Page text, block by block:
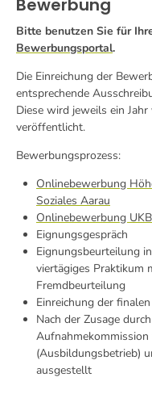
Bewerbung
Bitte benutzen Sie für
Bewerbungsportal.
Die Einreichung der
entsprechende
Diese wird jeweils ein
veröffentlicht.
Bewerbungsprozess:
Onlinebewerbung
Soziales Aarau
Onlinebewerbung
Eignungsgespräch
Eignungsbeurteilung
viertägiges Praktikum
Fremdbeurteilung
Einreichung der
Nach der Zusage
(Ausbildungsbetrieb)
ausgestellt